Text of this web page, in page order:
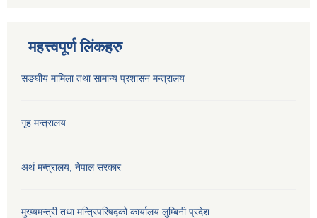
महत्त्वपूर्ण लिंकहरु
सङघीय मामिला तथा सामान्य प्रशासन मन्‍त्रालय
गृह मन्त्रालय
अर्थ मन्त्रालय, नेपाल सरकार
मुख्यमन्त्री तथा मन्त्रिपरिषद्को कार्यालय लुम्बिनी प्रदेश